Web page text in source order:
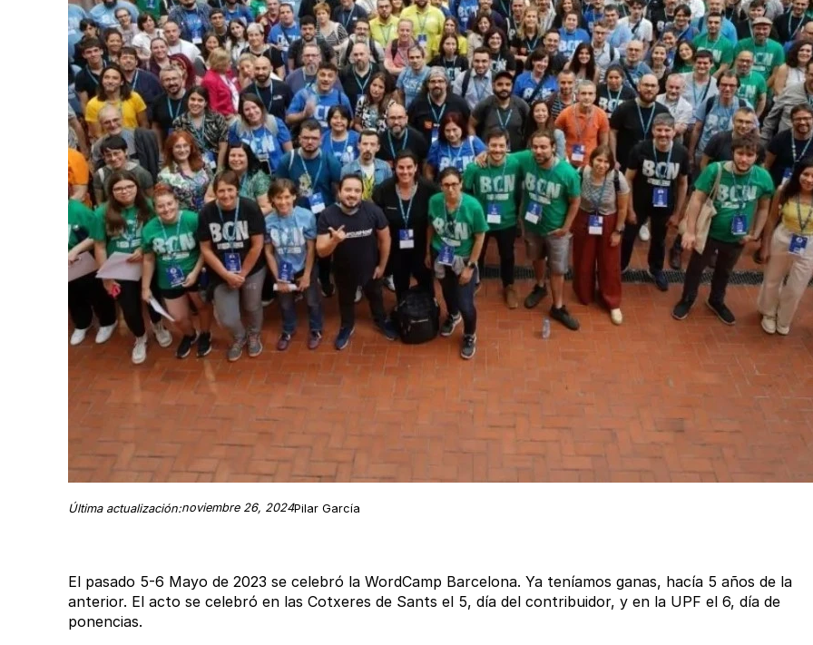
Última actualización:noviembre 26, 2024Pilar García
El pasado 5-6 Mayo de 2023 se celebró la WordCamp Barcelona. Ya teníamos ganas, hacía 5 años de la
anterior. El acto se celebró en las Cotxeres de Sants el 5, día del contribuidor, y en la UPF el 6, día de
ponencias.